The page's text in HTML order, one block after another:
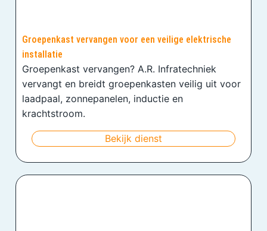
Groepenkast vervangen voor een veilige elektrische
installatie
Groepenkast vervangen? A.R. Infratechniek
vervangt en breidt groepenkasten veilig uit voor
laadpaal, zonnepanelen, inductie en
krachtstroom.
Bekijk dienst